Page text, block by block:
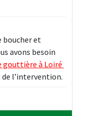
boucher et
avons besoin
gouttière à Loiré
de l’intervention.